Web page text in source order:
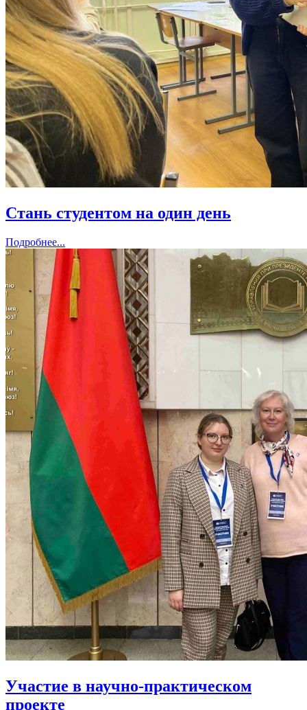
Стань студентом на один день
Подробнее...
Участие в научно-практическом
проекте